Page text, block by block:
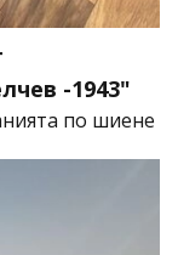
-1943"
по шиене